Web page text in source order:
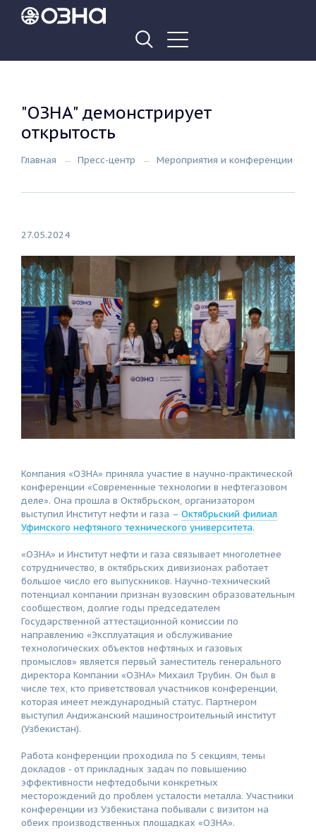
"ОЗНА" демонстрирует
открытость
Главная Пресс-центр Мероприятия и конференции
27.05.2024
Компания «ОЗНА» приняла участие в научно-практической
конференции «Современные технологии в нефтегазовом
деле». Она прошла в Октябрьском, организатором
выступил Институт нефти и газа – Октябрьский филиал
Уфимского нефтяного технического университета.
«ОЗНА» и Институт нефти и газа связывает многолетнее
сотрудничество, в октябрьских дивизионах работает
большое число его выпускников. Научно-технический
потенциал компании признан вузовским образовательным
сообществом, долгие годы председателем
Государственной аттестационной комиссии по
направлению «Эксплуатация и обслуживание
технологических объектов нефтяных и газовых
промыслов» является первый заместитель генерального
директора Компании «ОЗНА» Михаил Трубин. Он был в
числе тех, кто приветствовал участников конференции,
которая имеет международный статус. Партнером
выступил Андижанский машиностроительный институт
(Узбекистан).
Работа конференции проходила по 5 секциям, темы
докладов - от прикладных задач по повышению
эффективности нефтедобычи конкретных
месторождений до проблем усталости металла. Участники
конференции из Узбекистана побывали с визитом на
обеих производственных площадках «ОЗНА».